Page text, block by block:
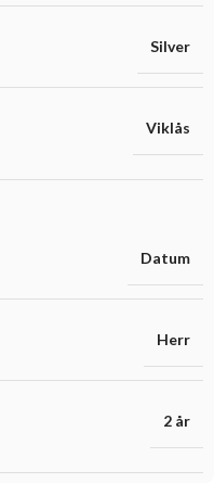
Silver
Viklås
Datum
Herr
2 år